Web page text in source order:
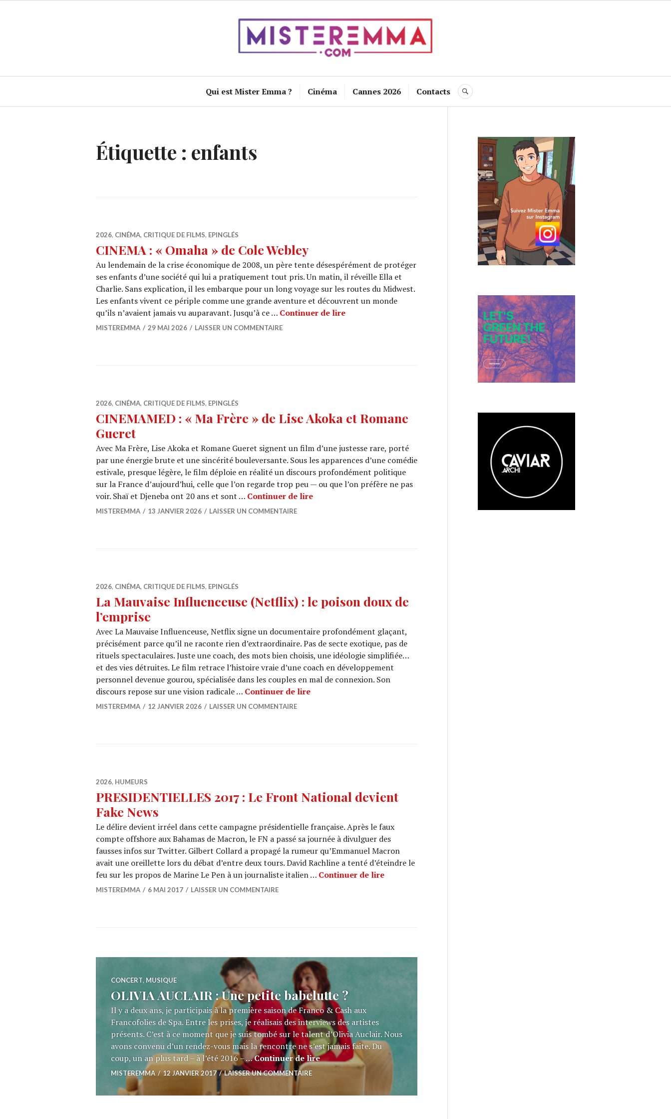
Qui est Mister Emma ? Cinéma Cannes 2026 Contacts RECHERCHE
Étiquette : enfants
2026, CINÉMA, CRITIQUE DE FILMS, EPINGLÉS
CINEMA : « Omaha » de Cole Webley
Au lendemain de la crise économique de 2008, un père tente désespérément de protéger
ses enfants d’une société qui lui a pratiquement tout pris. Un matin, il réveille Ella et
Charlie. Sans explication, il les embarque pour un long voyage sur les routes du Midwest.
Les enfants vivent ce périple comme une grande aventure et découvrent un monde
qu’ils n’avaient jamais vu auparavant. Jusqu’à ce … Continuer de lireCINEMA : « Omaha » de Cole Webley
MISTEREMMA 29 MAI 2026 LAISSER UN COMMENTAIRE
2026, CINÉMA, CRITIQUE DE FILMS, EPINGLÉS
CINEMAMED : « Ma Frère » de Lise Akoka et Romane
Gueret
Avec Ma Frère, Lise Akoka et Romane Gueret signent un film d’une justesse rare, porté
par une énergie brute et une sincérité bouleversante. Sous les apparences d’une comédie
estivale, presque légère, le film déploie en réalité un discours profondément politique
sur la France d’aujourd’hui, celle que l’on regarde trop peu — ou que l’on préfère ne pas
voir. Shaï et Djeneba ont 20 ans et sont … Continuer de lireCINEMAMED : « Ma Frère » de Lise Akoka et Romane Gueret
MISTEREMMA 13 JANVIER 2026 LAISSER UN COMMENTAIRE
2026, CINÉMA, CRITIQUE DE FILMS, EPINGLÉS
La Mauvaise Influenceuse (Netflix) : le poison doux de
l’emprise
Avec La Mauvaise Influenceuse, Netflix signe un documentaire profondément glaçant,
précisément parce qu’il ne raconte rien d’extraordinaire. Pas de secte exotique, pas de
rituels spectaculaires. Juste une coach, des mots bien choisis, une idéologie simplifiée…
et des vies détruites. Le film retrace l’histoire vraie d’une coach en développement
personnel devenue gourou, spécialisée dans les couples en mal de connexion. Son
discours repose sur une vision radicale … Continuer de lireLa Mauvaise Influenceuse (Netflix) : le poison doux de l’emprise
MISTEREMMA 12 JANVIER 2026 LAISSER UN COMMENTAIRE
2026, HUMEURS
PRESIDENTIELLES 2017 : Le Front National devient
Fake News
Le délire devient irréel dans cette campagne présidentielle française. Après le faux
compte offshore aux Bahamas de Macron, le FN a passé sa journée à divulguer des
fausses infos sur Twitter. Gilbert Collard a propagé la rumeur qu’Emmanuel Macron
avait une oreillette lors du débat d’entre deux tours. David Rachline a tenté d’éteindre le
feu sur les propos de Marine Le Pen à un journaliste italien … Continuer de lirePRESIDENTIELLES 2017 : Le Front National devient Fake News
MISTEREMMA 6 MAI 2017 LAISSER UN COMMENTAIRE
CONCERT, MUSIQUE
OLIVIA AUCLAIR : Une petite babelutte ?
Il y a deux ans, je participais à la première saison de Franco & Cash aux
Francofolies de Spa. Entre les prises, je réalisais des interviews des artistes
présents. C’est à ce moment que je suis tombé sur le talent d’Olivia Auclair. Nous
avons convenu d’un rendez-vous mais la rencontre ne s’est jamais faite. Du
coup, un an plus tard – à l’été 2016 – …Continuer de lireOLIVIA AUCLAIR : Une petite babelutte ?
MISTEREMMA 12 JANVIER 2017 LAISSER UN COMMENTAIRE